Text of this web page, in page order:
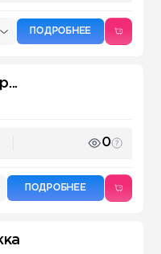
ПОДРОБНЕЕ
0
ПОДРОБНЕЕ